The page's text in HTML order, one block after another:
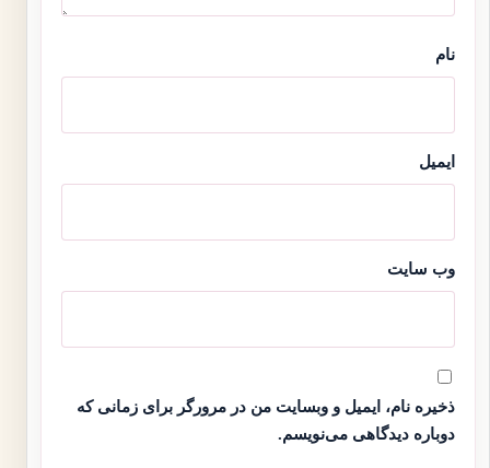
نام
ایمیل
وب‌ سایت
ذخیره نام، ایمیل و وبسایت من در مرورگر برای زمانی که
دوباره دیدگاهی می‌نویسم.